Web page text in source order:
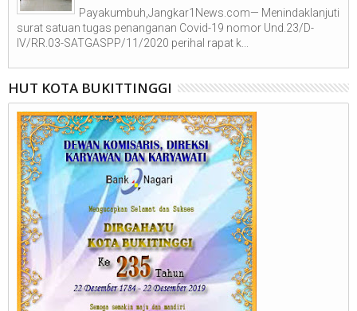
Payakumbuh,Jangkar1News.com— Menindaklanjuti
surat satuan tugas penanganan Covid-19 nomor Und.23/D-
IV/RR.03-SATGASPP/11/2020 perihal rapat k...
HUT KOTA BUKITTINGGI